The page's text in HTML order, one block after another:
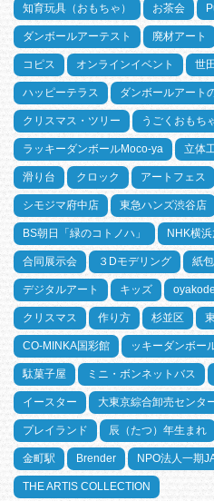
知育玩具（おもちゃ） お茶会
ダンボールアーテスト 廃材アート
コピス オンラインイベント 世
ハッピーテラス ダンボールアート
クリスマス・ツリー うごくおもち
ラッキーダンボールMoco-ya 立体
滑り台 クロック アートフェス
シモジマ府中店 東急ハンズ渋谷店
BS朝日「緑のコトノハ」 NHK横
合同展示会 ３Dモデリング 紙包
デジタルアート キッズ oyakode
クリスマス 作り方 杉並区
CO-MINKA国彩館 ッキーダンボー
駄菓子屋 ミニ・ボンネットバス
イースター 大東京綜合卸売センタ
プレイランド 辰（たつ）年生まれ
金町駅 Brender NPO法人一期
THE ARTIS COLLECTION